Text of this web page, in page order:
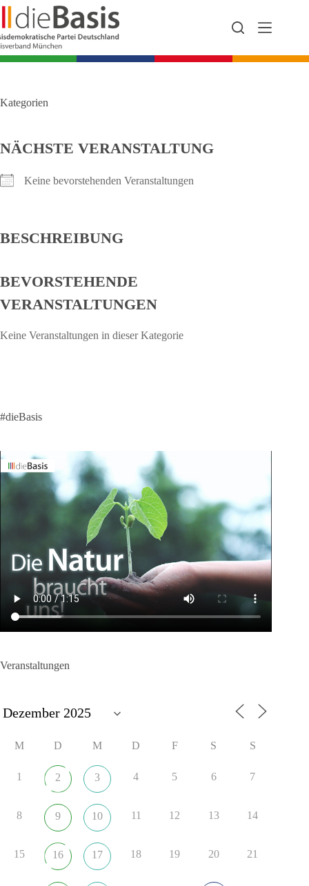
Zum
Inhalt
springen
Kategorien
NÄCHSTE VERANSTALTUNG
Keine bevorstehenden Veranstaltungen
BESCHREIBUNG
BEVORSTEHENDE
VERANSTALTUNGEN
Keine Veranstaltungen in dieser Kategorie
#dieBasis
Veranstaltungen
M D M D F S S
1 2 3 4 5 6 7
8 9 10 11 12 13 14
15 16 17 18 19 20 21